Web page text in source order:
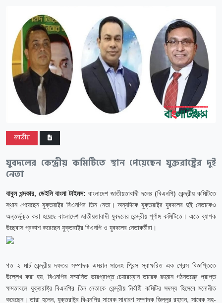
জাতীয়
যুবদলের কেন্দ্রীয় কমিটিতে স্থান পেয়েছেন যুক্তরাষ্ট্রের দুই
নেতা
বাবুল খন্দকার, ডেইলি বাংলা টাইমস: বাংলাদেশ জাতীয়তাবাদী দলের (বিএনপি) কেন্দ্রীয় কমিটিতে
স্থান পেয়েছেন যুক্তরাষ্ট্র বিএনপির তিন নেতা। অন্যদিকে যুক্তরাষ্ট্র যুবদলের দুই নেতাকেও
অন্তর্ভুক্ত করা হয়েছে বাংলাদেশ জাতীয়তাবাদী যুবদলের কেন্দ্রীয় পূর্ণাঙ্গ কমিটিতে। এতে ব্যাপক
উচ্ছ্বাস প্রকাশ করেছেন যুক্তরাষ্ট্র বিএনপি ও যুবদলের নেতাকর্মীরা।
গত ২ মার্চ কেন্দ্রীয় দফতর সম্পাদক এমরান সালেহ প্রিন্স স্বাক্ষরিত এক প্রেস বিজ্ঞপ্তিতে
উল্লেখ করা হয়, বিএনপির সম্মানিত ভারপ্রাপ্ত চেয়ারম্যান তারেক রহমান গঠনতন্ত্রে প্রাপ্ত
ক্ষমতাবলে যুক্তরাষ্ট্র বিএনপির তিন নেতাকে কেন্দ্রীয় নির্বাহী কমিটির সদস্য হিসেবে মনোনীত
করেছেন। তারা হলেন, যুক্তরাষ্ট্র বিএনপির সাবেক সাধারণ সম্পাদক জিল্লুর রহমান, সাবেক সহ-